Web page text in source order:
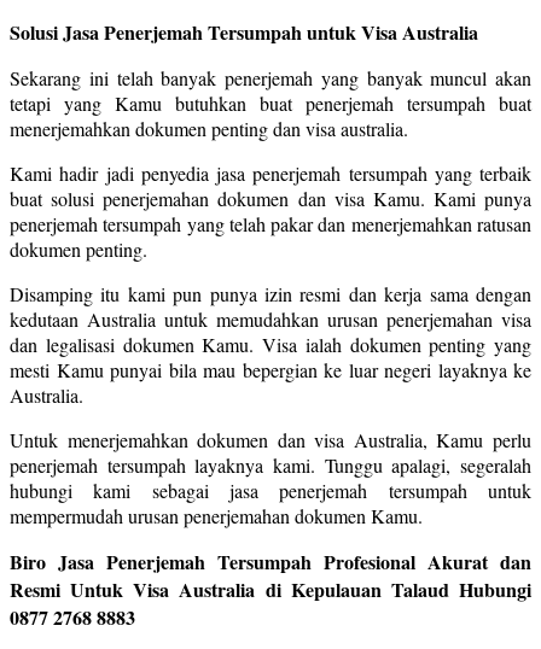
Solusi Jasa Penerjemah Tersumpah untuk Visa Australia
Sekarang ini telah banyak penerjemah yang banyak muncul akan
tetapi yang Kamu butuhkan buat penerjemah tersumpah buat
menerjemahkan dokumen penting dan visa australia.
Kami hadir jadi penyedia jasa penerjemah tersumpah yang terbaik
buat solusi penerjemahan dokumen dan visa Kamu. Kami punya
penerjemah tersumpah yang telah pakar dan menerjemahkan ratusan
dokumen penting.
Disamping itu kami pun punya izin resmi dan kerja sama dengan
kedutaan Australia untuk memudahkan urusan penerjemahan visa
dan legalisasi dokumen Kamu. Visa ialah dokumen penting yang
mesti Kamu punyai bila mau bepergian ke luar negeri layaknya ke
Australia.
Untuk menerjemahkan dokumen dan visa Australia, Kamu perlu
penerjemah tersumpah layaknya kami. Tunggu apalagi, segeralah
hubungi kami sebagai jasa penerjemah tersumpah untuk
mempermudah urusan penerjemahan dokumen Kamu.
Biro Jasa Penerjemah Tersumpah Profesional Akurat dan
Resmi Untuk Visa Australia di Kepulauan Talaud Hubungi
0877 2768 8883